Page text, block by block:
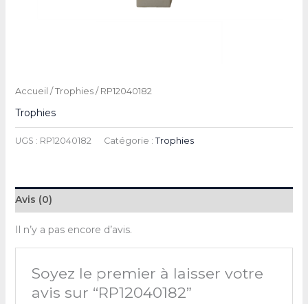
Accueil / Trophies/ RP12040182
Trophies
UGS : RP12040182 Catégorie : Trophies
Avis (0)
Il n’y a pas encore d’avis.
Soyez le premier à laisser votre
avis sur “RP12040182”